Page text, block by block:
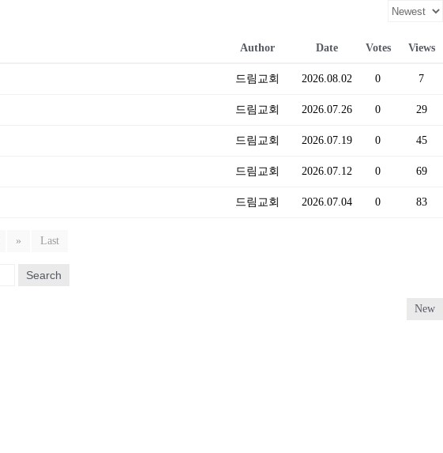
Author Date Votes Views
드림교회 2026.08.02 0 7
드림교회 2026.07.26 0 29
드림교회 2026.07.19 0 45
드림교회 2026.07.12 0 69
드림교회 2026.07.04 0 83
» Last
Search
New